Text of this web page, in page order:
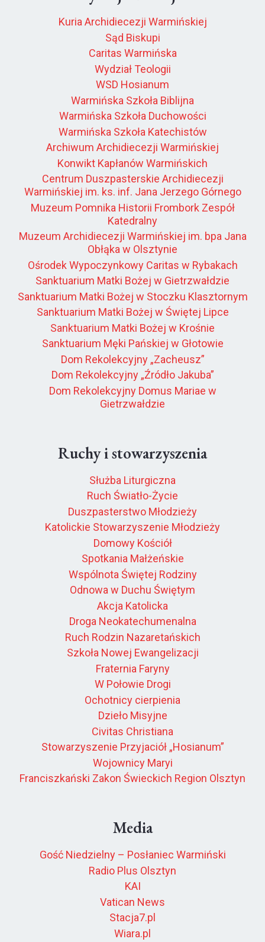
Kuria Archidiecezji Warmińskiej
Sąd Biskupi
Caritas Warmińska
Wydział Teologii
WSD Hosianum
Warmińska Szkoła Biblijna
Warmińska Szkoła Duchowości
Warmińska Szkoła Katechistów
Archiwum Archidiecezji Warmińskiej
Konwikt Kapłanów Warmińskich
Centrum Duszpasterskie Archidiecezji
Warmińskiej im. ks. inf. Jana Jerzego Górnego
Muzeum Pomnika Historii Frombork Zespół
Katedralny
Muzeum Archidiecezji Warmińskiej im. bpa Jana
Obłąka w Olsztynie
Ośrodek Wypoczynkowy Caritas w Rybakach
Sanktuarium Matki Bożej w Gietrzwałdzie
Sanktuarium Matki Bożej w Stoczku Klasztornym
Sanktuarium Matki Bożej w Świętej Lipce
Sanktuarium Matki Bożej w Krośnie
Sanktuarium Męki Pańskiej w Głotowie
Dom Rekolekcyjny „Zacheusz”
Dom Rekolekcyjny „Źródło Jakuba”
Dom Rekolekcyjny Domus Mariae w
Gietrzwałdzie
Ruchy i stowarzyszenia
Służba Liturgiczna
Ruch Światło-Życie
Duszpasterstwo Młodzieży
Katolickie Stowarzyszenie Młodzieży
Domowy Kościół
Spotkania Małżeńskie
Wspólnota Świętej Rodziny
Odnowa w Duchu Świętym
Akcja Katolicka
Droga Neokatechumenalna
Ruch Rodzin Nazaretańskich
Szkoła Nowej Ewangelizacji
Fraternia Faryny
W Połowie Drogi
Ochotnicy cierpienia
Dzieło Misyjne
Civitas Christiana
Stowarzyszenie Przyjaciół „Hosianum”
Wojownicy Maryi
Franciszkański Zakon Świeckich Region Olsztyn
Media
Gość Niedzielny – Posłaniec Warmiński
Radio Plus Olsztyn
KAI
Vatican News
Stacja7.pl
Wiara.pl